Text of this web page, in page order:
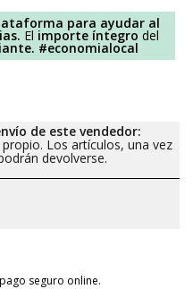
para ayudar al
El importe íntegro del
#economialocal
de este vendedor:
Los artículos, una vez
devolverse.
seguro online.